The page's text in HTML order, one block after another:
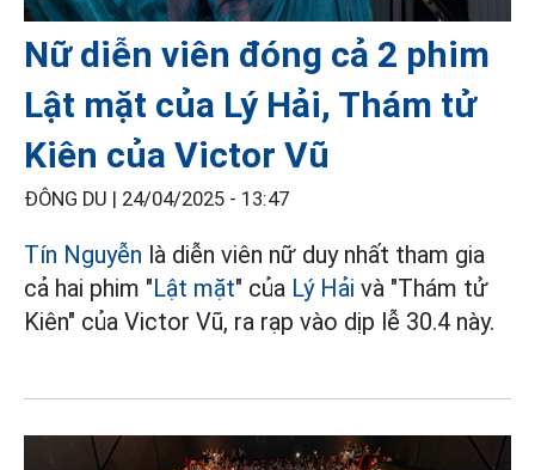
Nữ diễn viên đóng cả 2 phim
Lật mặt của Lý Hải, Thám tử
Kiên của Victor Vũ
ĐÔNG DU | 24/04/2025 - 13:47
Tín Nguyễn là diễn viên nữ duy nhất tham gia
cả hai phim "Lật mặt" của Lý Hải và "Thám tử
Kiên" của Victor Vũ, ra rạp vào dịp lễ 30.4 này.